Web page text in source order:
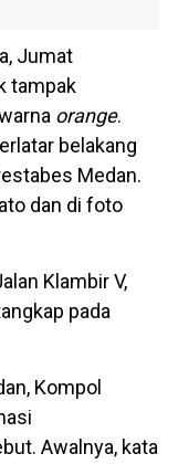
Jumat
tampak
orange.
belakang
Medan.
dan di foto
Klambir V,
pada
Kompol
Awalnya, kata